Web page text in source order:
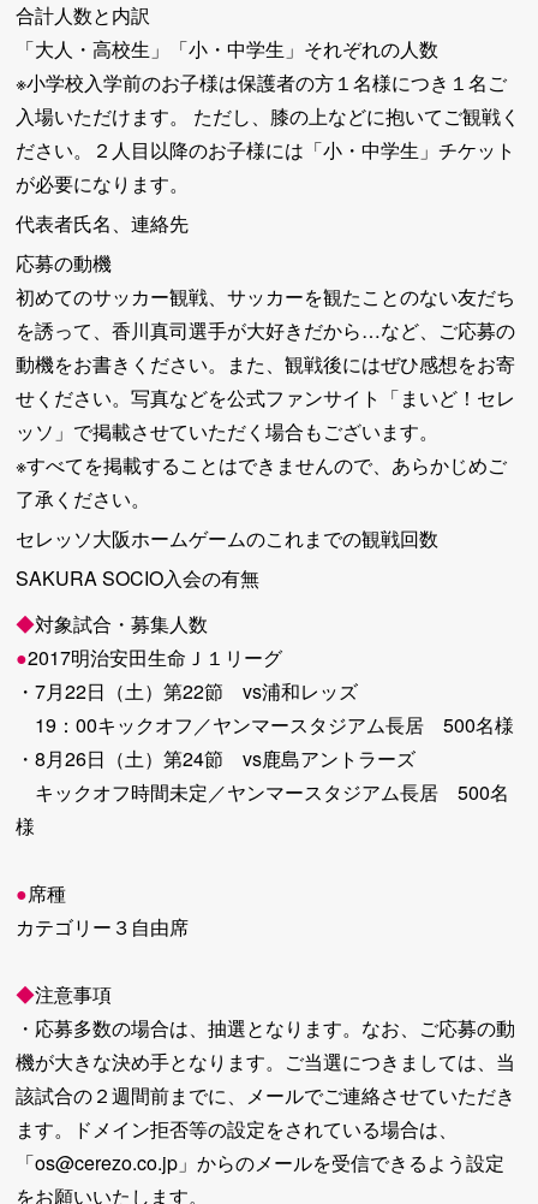
合計人数と内訳
「大人・高校生」「小・中学生」それぞれの人数
※小学校入学前のお子様は保護者の方１名様につき１名ご
入場いただけます。 ただし、膝の上などに抱いてご観戦く
ださい。２人目以降のお子様には「小・中学生」チケット
が必要になります。
代表者氏名、連絡先
応募の動機
初めてのサッカー観戦、サッカーを観たことのない友だち
を誘って、香川真司選手が大好きだから…など、ご応募の
動機をお書きください。また、観戦後にはぜひ感想をお寄
せください。写真などを公式ファンサイト「まいど！セレ
ッソ」で掲載させていただく場合もございます。
※すべてを掲載することはできませんので、あらかじめご
了承ください。
セレッソ大阪ホームゲームのこれまでの観戦回数
SAKURA SOCIO入会の有無
◆対象試合・募集人数
●2017明治安田生命Ｊ１リーグ
・7月22日（土）第22節 vs浦和レッズ
19：00キックオフ／ヤンマースタジアム長居 500名様
・8月26日（土）第24節 vs鹿島アントラーズ
キックオフ時間未定／ヤンマースタジアム長居 500名
様
●席種
カテゴリー３自由席
◆注意事項
・応募多数の場合は、抽選となります。なお、ご応募の動
機が大きな決め手となります。ご当選につきましては、当
該試合の２週間前までに、メールでご連絡させていただき
ます。ドメイン拒否等の設定をされている場合は、
「os@cerezo.co.jp」からのメールを受信できるよう設定
をお願いいたします。